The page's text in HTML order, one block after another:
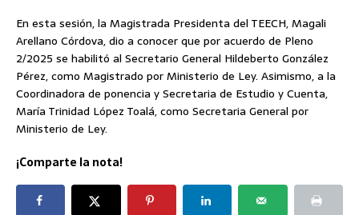
En esta sesión, la Magistrada Presidenta del TEECH, Magali
Arellano Córdova, dio a conocer que por acuerdo de Pleno
2/2025 se habilitó al Secretario General Hildeberto González
Pérez, como Magistrado por Ministerio de Ley. Asimismo, a la
Coordinadora de ponencia y Secretaria de Estudio y Cuenta,
María Trinidad López Toalá, como Secretaria General por
Ministerio de Ley.
¡Comparte la nota!